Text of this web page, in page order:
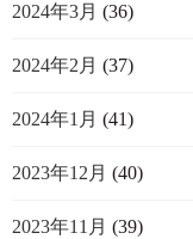
2024年3月 (36)
2024年2月 (37)
2024年1月 (41)
2023年12月 (40)
2023年11月 (39)